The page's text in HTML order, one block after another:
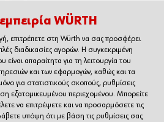
Ηλεκτρονικού
WÜRTH
επιτρέπετε στη Würth να σας προσφέρει
διαδικασίες αγορών. Η συγκεκριμένη
είναι απαραίτητα για τη λειτουργία του
και των εφαρμογών, καθώς και τα
για στατιστικούς σκοπούς, ρυθμίσεις
εξατομικευμένου περιεχομένου. Μπορείτε
να επιτρέψετε και να προσαρμόσετε τις
υπόψη ότι με βάση τις ρυθμίσεις σας